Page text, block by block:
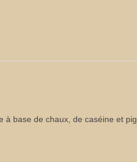
base de chaux, de caséine et